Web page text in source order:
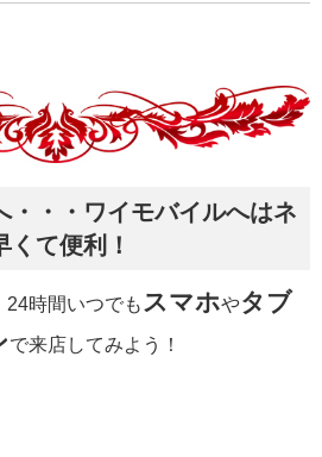
・・・ワイモバイルへはネ
くて便利！
24時間いつでもスマホやタブ
で来店してみよう！